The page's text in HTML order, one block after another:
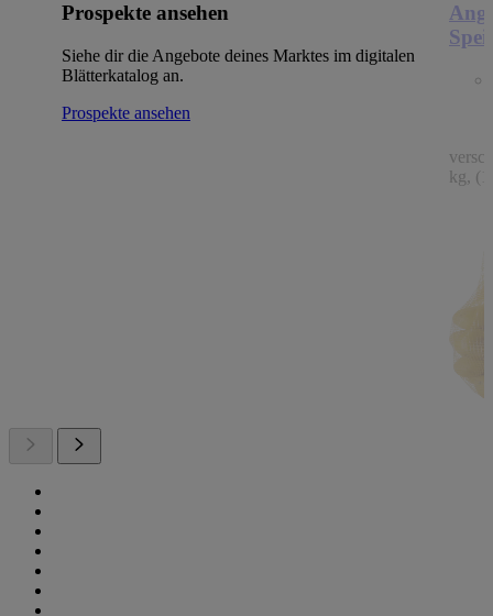
Prospekte ansehen
Siehe dir die Angebote deines Marktes im digitalen
Blätterkatalog an.
Prospekte ansehen
kg,